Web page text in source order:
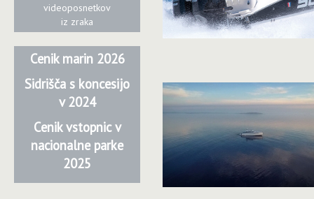
videoposnetkov
iz zraka
Cenik marin 2026
Sidrišča s koncesijo
v 2024
Cenik vstopnic v
nacionalne parke
2025